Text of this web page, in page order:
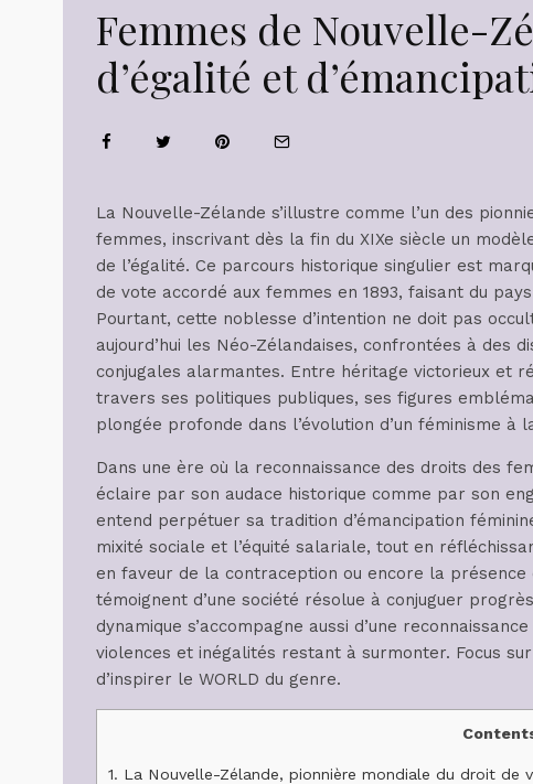
Femmes de Nouvelle-
d’égalité et
La Nouvelle-Zélande s’illustre comme l’un des
femmes, inscrivant dès la fin du XIXe siècle un
de l’égalité. Ce parcours historique singulier est
de vote accordé aux femmes en 1893, faisant du
Pourtant, cette noblesse d’intention ne doit pas
aujourd’hui les Néo-Zélandaises, confrontées à des
conjugales alarmantes. Entre héritage victorieux et
travers ses politiques publiques, ses figures
plongée profonde dans l’évolution d’un féminisme à
Dans une ère où la reconnaissance des droits des
éclaire par son audace historique comme par son
entend perpétuer sa tradition d’émancipation
mixité sociale et l’équité salariale, tout en
en faveur de la contraception ou encore la
témoignent d’une société résolue à conjuguer
dynamique s’accompagne aussi d’une
violences et inégalités restant à surmonter. Focus
d’inspirer le WORLD du genre.
1. La Nouvelle-Zélande, pionnière mondiale du droit de